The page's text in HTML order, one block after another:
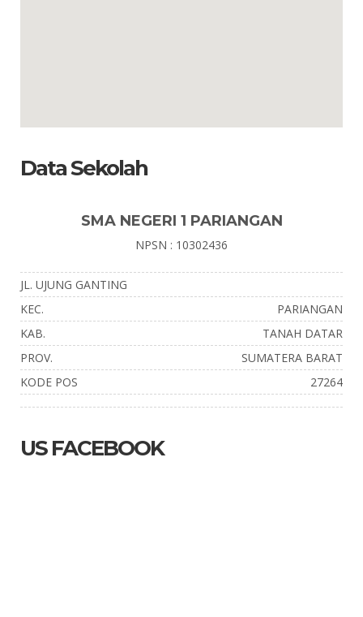
Data Sekolah
SMA NEGERI 1 PARIANGAN
NPSN : 10302436
JL. UJUNG GANTING
KEC.
PARIANGAN
KAB.
TANAH DATAR
PROV.
SUMATERA BARAT
KODE POS
27264
US FACEBOOK